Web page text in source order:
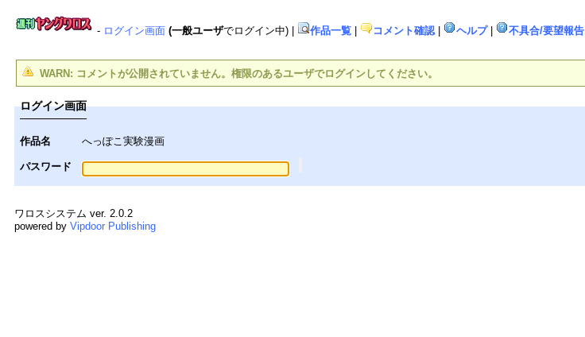
- ログイン画面 (一般ユーザでログイン中) 作品一覧 コメント確認| ヘルプ| 不具合/要望報告
WARN: コメントが公開されていません。権限のあるユーザでログインしてください。
ログイン画面
作品名 へっぽこ実験漫画
パスワード
ワロスシステム ver. 2.0.2
powered byVipdoor Publishing